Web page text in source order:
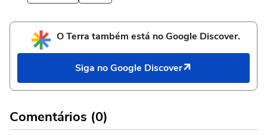
O Terra também está no Google Discover.
Siga no Google Discover
Comentários (0)